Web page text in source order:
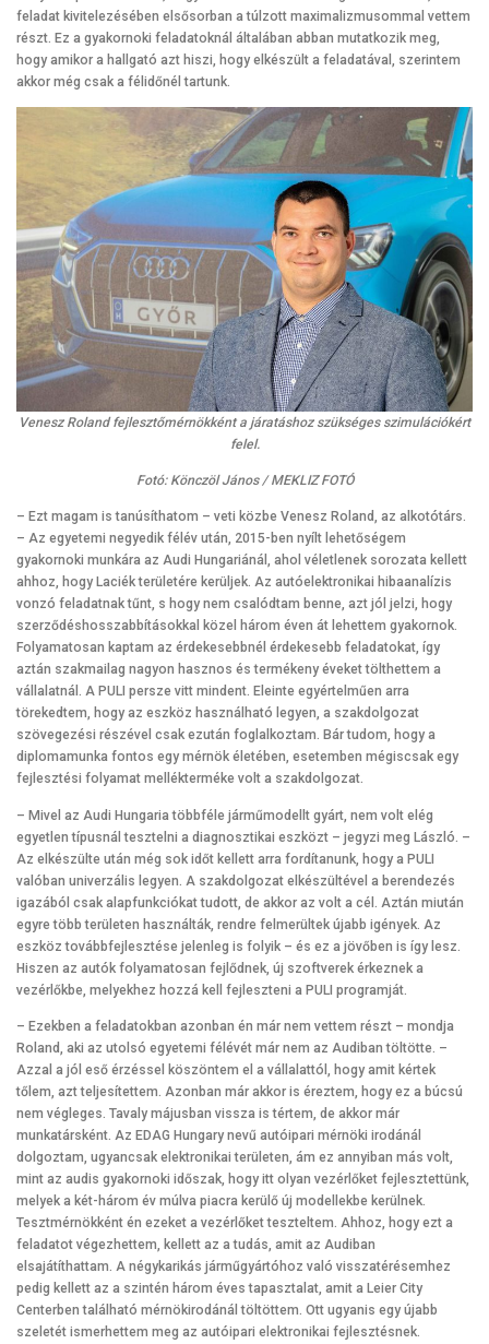
feladat kivitelezésében elsősorban a túlzott maximalizmusommal vettem
részt. Ez a gyakornoki feladatoknál általában abban mutatkozik meg,
hogy amikor a hallgató azt hiszi, hogy elkészült a feladatával, szerintem
akkor még csak a félidőnél tartunk.
Venesz Roland fejlesztőmérnökként a járatáshoz szükséges szimulációkért
felel.
Fotó: Könczöl János / MEKLIZ FOTÓ
– Ezt magam is tanúsíthatom – veti közbe Venesz Roland, az alkotótárs.
– Az egyetemi negyedik félév után, 2015-ben nyílt lehetőségem
gyakornoki munkára az Audi Hungariánál, ahol véletlenek sorozata kellett
ahhoz, hogy Laciék területére kerüljek. Az autóelektronikai hibaanalízis
vonzó feladatnak tűnt, s hogy nem csalódtam benne, azt jól jelzi, hogy
szerződéshosszabbításokkal közel három éven át lehettem gyakornok.
Folyamatosan kaptam az érdekesebbnél érdekesebb feladatokat, így
aztán szakmailag nagyon hasznos és termékeny éveket tölthettem a
vállalatnál. A PULI persze vitt mindent. Eleinte egyértelműen arra
törekedtem, hogy az eszköz használható legyen, a szakdolgozat
szövegezési részével csak ezután foglalkoztam. Bár tudom, hogy a
diplomamunka fontos egy mérnök életében, esetemben mégiscsak egy
fejlesztési folyamat mellékterméke volt a szakdolgozat.
– Mivel az Audi Hungaria többféle járműmodellt gyárt, nem volt elég
egyetlen típusnál tesztelni a diagnosztikai eszközt – jegyzi meg László. –
Az elkészülte után még sok időt kellett arra fordítanunk, hogy a PULI
valóban univerzális legyen. A szakdolgozat elkészültével a berendezés
igazából csak alapfunkciókat tudott, de akkor az volt a cél. Aztán miután
egyre több területen használták, rendre felmerültek újabb igények. Az
eszköz továbbfejlesztése jelenleg is folyik – és ez a jövőben is így lesz.
Hiszen az autók folyamatosan fejlődnek, új szoftverek érkeznek a
vezérlőkbe, melyekhez hozzá kell fejleszteni a PULI programját.
– Ezekben a feladatokban azonban én már nem vettem részt – mondja
Roland, aki az utolsó egyetemi félévét már nem az Audiban töltötte. –
Azzal a jól eső érzéssel köszöntem el a vállalattól, hogy amit kértek
tőlem, azt teljesítettem. Azonban már akkor is éreztem, hogy ez a búcsú
nem végleges. Tavaly májusban vissza is tértem, de akkor már
munkatársként. Az EDAG Hungary nevű autóipari mérnöki irodánál
dolgoztam, ugyancsak elektronikai területen, ám ez annyiban más volt,
mint az audis gyakornoki időszak, hogy itt olyan vezérlőket fejlesztettünk,
melyek a két-három év múlva piacra kerülő új modellekbe kerülnek.
Tesztmérnökként én ezeket a vezérlőket teszteltem. Ahhoz, hogy ezt a
feladatot végezhettem, kellett az a tudás, amit az Audiban
elsajátíthattam. A négykarikás járműgyártóhoz való visszatérésemhez
pedig kellett az a szintén három éves tapasztalat, amit a Leier City
Centerben található mérnökirodánál töltöttem. Ott ugyanis egy újabb
szeletét ismerhettem meg az autóipari elektronikai fejlesztésnek.